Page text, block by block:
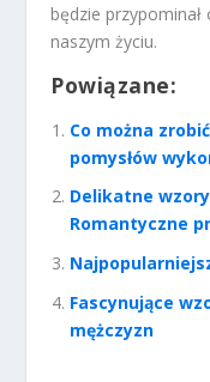
będzie
naszym życiu.
Powiązane:
Co można
pomysłów
Delikatne
Romantyczne
Fascynujące
mężczyzn